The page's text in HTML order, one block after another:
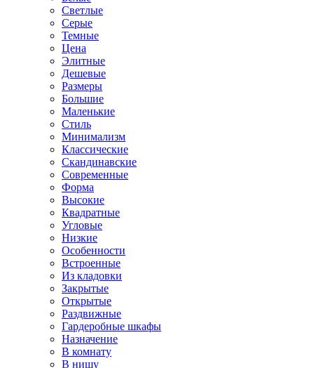
Светлые
Серые
Темные
Цена
Элитные
Дешевые
Размеры
Большие
Маленькие
Стиль
Минимализм
Классические
Скандинавские
Современные
Форма
Высокие
Квадратные
Угловые
Низкие
Особенности
Встроенные
Из кладовки
Закрытые
Открытые
Раздвижные
Гардеробные шкафы
Назначение
В комнату
В нишу